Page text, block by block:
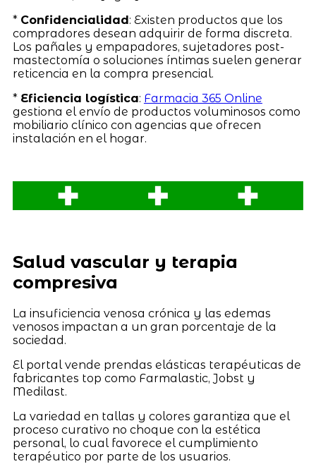
* Confidencialidad: Existen productos que los
compradores desean adquirir de forma discreta.
Los pañales y empapadores, sujetadores post-
mastectomía o soluciones íntimas suelen generar
reticencia en la compra presencial.
* Eficiencia logística: Farmacia 365 Online
gestiona el envío de productos voluminosos como
mobiliario clínico con agencias que ofrecen
instalación en el hogar.
Salud vascular y terapia
compresiva
La insuficiencia venosa crónica y las edemas
venosos impactan a un gran porcentaje de la
sociedad.
El portal vende prendas elásticas terapéuticas de
fabricantes top como Farmalastic, Jobst y
Medilast.
La variedad en tallas y colores garantiza que el
proceso curativo no choque con la estética
personal, lo cual favorece el cumplimiento
terapéutico por parte de los usuarios.